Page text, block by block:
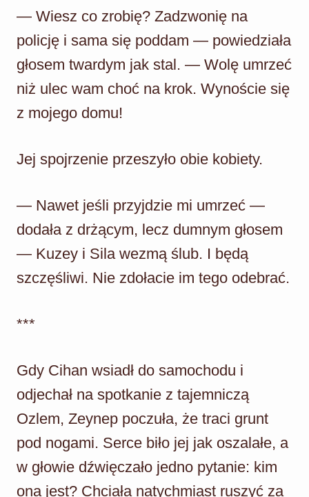
— Wiesz co zrobię? Zadzwonię na
policję i sama się poddam — powiedziała
głosem twardym jak stal. — Wolę umrzeć
niż ulec wam choć na krok. Wynoście się
z mojego domu!
Jej spojrzenie przeszyło obie kobiety.
— Nawet jeśli przyjdzie mi umrzeć —
dodała z drżącym, lecz dumnym głosem
— Kuzey i Sila wezmą ślub. I będą
szczęśliwi. Nie zdołacie im tego odebrać.
***
Gdy Cihan wsiadł do samochodu i
odjechał na spotkanie z tajemniczą
Ozlem, Zeynep poczuła, że traci grunt
pod nogami. Serce biło jej jak oszalałe, a
w głowie dźwięczało jedno pytanie: kim
ona jest? Chciała natychmiast ruszyć za